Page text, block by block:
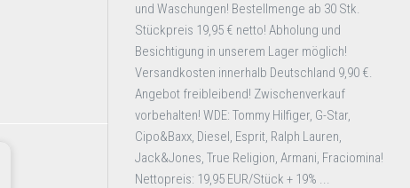
und Waschungen! Bestellmenge ab 30 Stk.
Stückpreis 19,95 € netto! Abholung und
Besichtigung in unserem Lager möglich!
Versandkosten innerhalb Deutschland 9,90 €.
Angebot freibleibend! Zwischenverkauf
vorbehalten! WDE: Tommy Hilfiger, G-Star,
Cipo&Baxx, Diesel, Esprit, Ralph Lauren,
Jack&Jones, True Religion, Armani, Fraciomina!
Nettopreis: 19,95 EUR/Stück + 19% ...